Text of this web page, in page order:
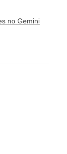
no Gemini